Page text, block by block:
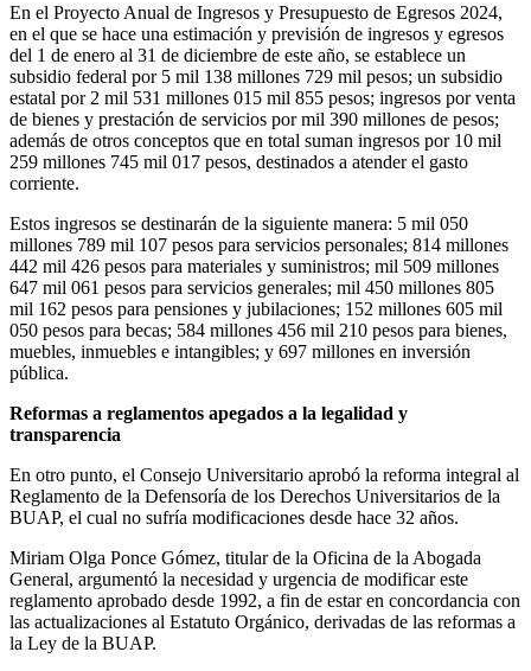
En el Proyecto Anual de Ingresos y Presupuesto de Egresos 2024,
en el que se hace una estimación y previsión de ingresos y egresos
del 1 de enero al 31 de diciembre de este año, se establece un
subsidio federal por 5 mil 138 millones 729 mil pesos; un subsidio
estatal por 2 mil 531 millones 015 mil 855 pesos; ingresos por venta
de bienes y prestación de servicios por mil 390 millones de pesos;
además de otros conceptos que en total suman ingresos por 10 mil
259 millones 745 mil 017 pesos, destinados a atender el gasto
corriente.
Estos ingresos se destinarán de la siguiente manera: 5 mil 050
millones 789 mil 107 pesos para servicios personales; 814 millones
442 mil 426 pesos para materiales y suministros; mil 509 millones
647 mil 061 pesos para servicios generales; mil 450 millones 805
mil 162 pesos para pensiones y jubilaciones; 152 millones 605 mil
050 pesos para becas; 584 millones 456 mil 210 pesos para bienes,
muebles, inmuebles e intangibles; y 697 millones en inversión
pública.
Reformas a reglamentos apegados a la legalidad y
transparencia
En otro punto, el Consejo Universitario aprobó la reforma integral al
Reglamento de la Defensoría de los Derechos Universitarios de la
BUAP, el cual no sufría modificaciones desde hace 32 años.
Miriam Olga Ponce Gómez, titular de la Oficina de la Abogada
General, argumentó la necesidad y urgencia de modificar este
reglamento aprobado desde 1992, a fin de estar en concordancia con
las actualizaciones al Estatuto Orgánico, derivadas de las reformas a
la Ley de la BUAP.